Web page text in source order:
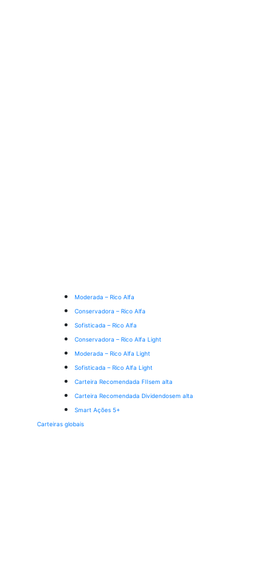
Moderada – Rico Alfa
Conservadora – Rico Alfa
Sofisticada – Rico Alfa
Conservadora – Rico Alfa Light
Moderada – Rico Alfa Light
Sofisticada – Rico Alfa Light
Carteira Recomendada FIIsem alta
Carteira Recomendada Dividendosem alta
Smart Ações 5+
Carteiras globais